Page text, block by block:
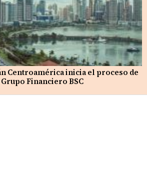
Centroamérica inicia el proceso de
Financiero BSC